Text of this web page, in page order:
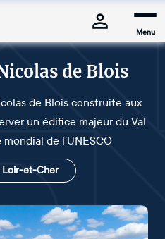
Menu
de Blois
de Blois construite aux
un édifice majeur du Val
de l’UNESCO
Loir-et-Cher